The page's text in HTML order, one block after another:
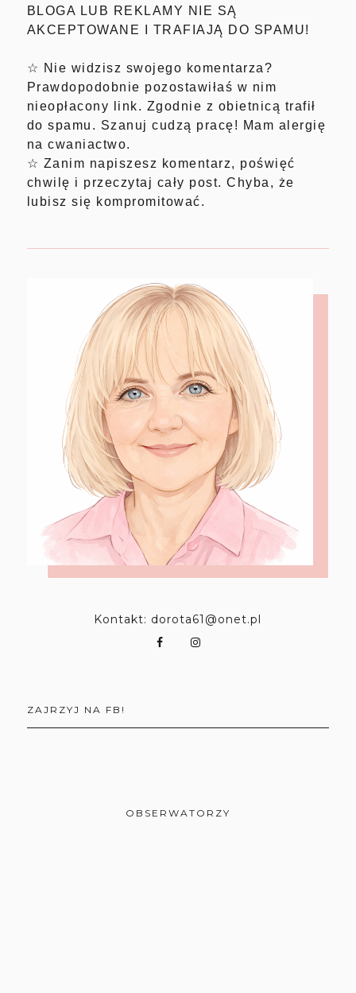
BLOGA LUB REKLAMY NIE SĄ
AKCEPTOWANE I TRAFIAJĄ DO SPAMU!
☆ Nie widzisz swojego komentarza?
Prawdopodobnie pozostawiłaś w nim
nieopłacony link. Zgodnie z obietnicą trafił
do spamu. Szanuj cudzą pracę! Mam alergię
na cwaniactwo.
☆ Zanim napiszesz komentarz, poświęć
chwilę i przeczytaj cały post. Chyba, że
lubisz się kompromitować.
Kontakt: dorota61@onet.pl
ZAJRZYJ NA FB!
OBSERWATORZY